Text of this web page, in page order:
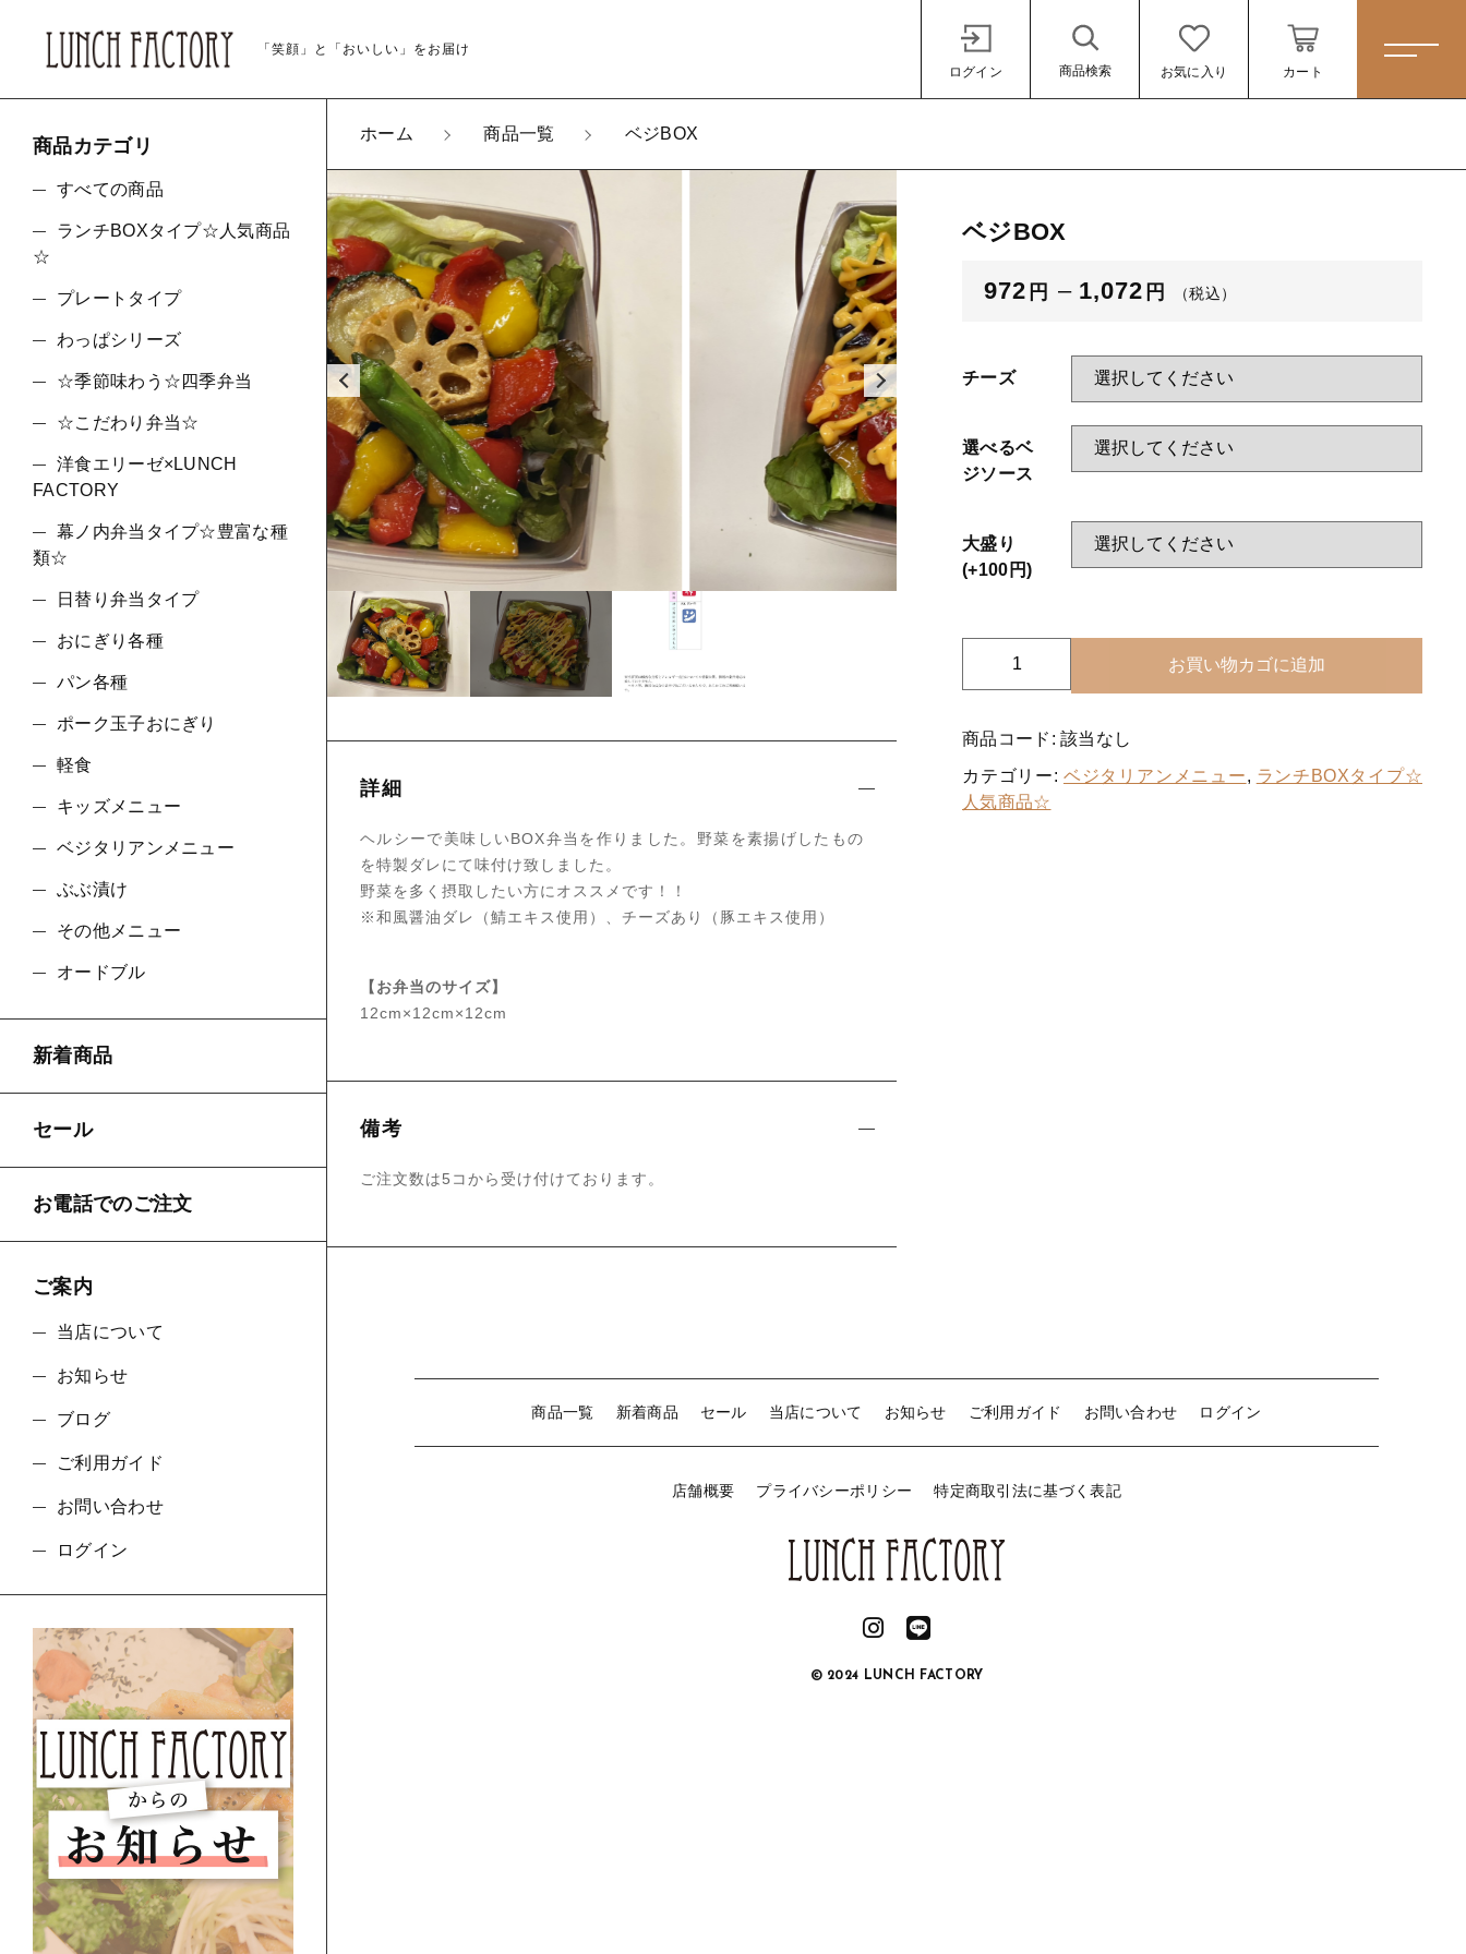
「笑顔」と「おいしい」をお届け
ログイン
商品検索 お気に入り カート
ホーム 商品一覧 ベジBOX
詳細
ヘルシーで美味しいBOX弁当を作りました。野菜を素揚げしたもの
を特製ダレにて味付け致しました。
野菜を多く摂取したい方にオススメです！！
※和風醤油ダレ（鯖エキス使用）、チーズあり（豚エキス使用）
【お弁当のサイズ】
12cm×12cm×12cm
備考
ご注文数は5コから受け付けております。
ベジBOX
972 円 – 1,072 円 （税込）
チーズ
選べるベ
ジソース
大盛り
(+100円)
ジ
個
お買い物カゴに追加
商品コード:該当なし
カテゴリー: ベジタリアンメニュー, ランチBOXタイプ☆
人気商品☆
商品一覧 新着商品 セール 当店について お知らせ ご利用ガイド お問い合わせ ログイン
店舗概要 プライバシーポリシー 特定商取引法に基づく表記
© 2024 LUNCH FACTORY
商品カテゴリ
すべての商品
ランチBOXタイプ☆人気商品
☆
プレートタイプ
わっぱシリーズ
☆季節味わう☆四季弁当
☆こだわり弁当☆
洋食エリーゼ×LUNCH
FACTORY
幕ノ内弁当タイプ☆豊富な種
類☆
日替り弁当タイプ
おにぎり各種
パン各種
ポーク玉子おにぎり
軽食
キッズメニュー
ベジタリアンメニュー
ぶぶ漬け
その他メニュー
オードブル
新着商品
セール
お電話でのご注文
ご案内
当店について
お知らせ
ブログ
ご利用ガイド
お問い合わせ
ログイン
ベジBOX
pa_%e3%81%82%e3%82%8a
pa_%e9%81%b8%e3%81%b9%e3%82%8b%e3%83%99%e3%82%b8%e3%82%bd%e3%83%bc%e3%82%b9
大盛り(+100円)
数量
ショッピングを続ける カートを確認する
☆季節味わう☆四季弁当
☆こだわり弁当☆
幕ノ内弁当タイプ☆豊富な種類☆
パン各種
お問い合わせ
親カテゴリ 子カテゴリ
～
その他
在庫あり セール
並び順